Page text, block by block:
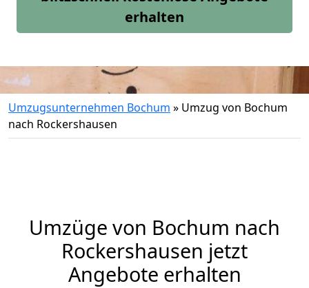
erhalten
Umzugsunternehmen Bochum » Umzug von Bochum
nach Rockershausen
Umzüge von Bochum nach
Rockershausen jetzt
Angebote erhalten